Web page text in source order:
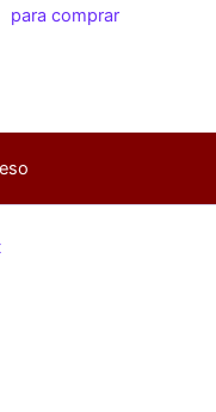
para comprar